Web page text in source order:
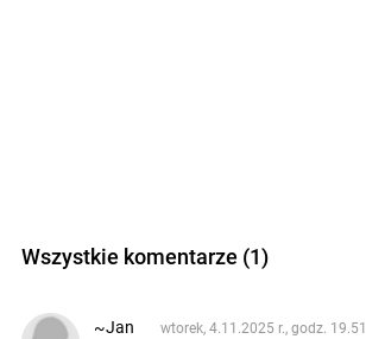
Wszystkie komentarze (1)
~Jan wtorek, 4.11.2025 r., godz. 19.51